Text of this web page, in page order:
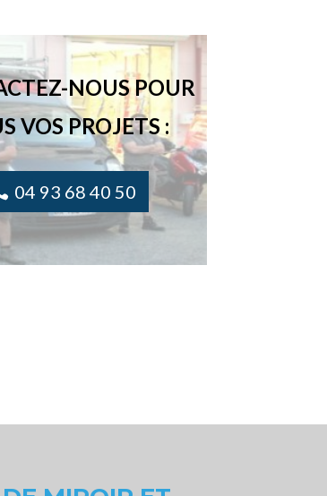
NOUS POUR
VOS PROJETS :
04 93 68 40 50